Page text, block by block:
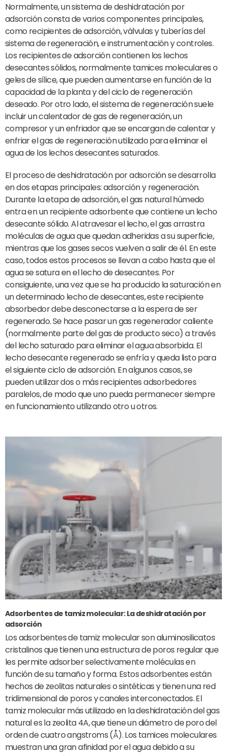
Normalmente, un sistema de deshidratación por
adsorción consta de varios componentes principales,
como recipientes de adsorción, válvulas y tuberías del
sistema de regeneración, e instrumentación y controles.
Los recipientes de adsorción contienen los lechos
desecantes sólidos, normalmente tamices moleculares o
geles de sílice, que pueden aumentarse en función de la
capacidad de la planta y del ciclo de regeneración
deseado. Por otro lado, el sistema de regeneración suele
incluir un calentador de gas de regeneración, un
compresor y un enfriador que se encargan de calentar y
enfriar el gas de regeneración utilizado para eliminar el
agua de los lechos desecantes saturados.
El proceso de deshidratación por adsorción se desarrolla
en dos etapas principales: adsorción y regeneración.
Durante la etapa de adsorción, el gas natural húmedo
entra en un recipiente adsorbente que contiene un lecho
desecante sólido. Al atravesar el lecho, el gas arrastra
moléculas de agua que quedan adheridas a su superficie,
mientras que los gases secos vuelven a salir de él. En este
caso, todos estos procesos se llevan a cabo hasta que el
agua se satura en el lecho de desecantes. Por
consiguiente, una vez que se ha producido la saturación en
un determinado lecho de desecantes, este recipiente
absorbedor debe desconectarse a la espera de ser
regenerado. Se hace pasar un gas regenerador caliente
(normalmente parte del gas de producto seco) a través
del lecho saturado para eliminar el agua absorbida. El
lecho desecante regenerado se enfría y queda listo para
el siguiente ciclo de adsorción. En algunos casos, se
pueden utilizar dos o más recipientes adsorbedores
paralelos, de modo que uno pueda permanecer siempre
en funcionamiento utilizando otro u otros.
Adsorbentes de tamiz molecular: La deshidratación por
adsorción
Los adsorbentes de tamiz molecular son aluminosilicatos
cristalinos que tienen una estructura de poros regular que
les permite adsorber selectivamente moléculas en
función de su tamaño y forma. Estos adsorbentes están
hechos de zeolitas naturales o sintéticas y tienen una red
tridimensional de poros y canales interconectados. El
tamiz molecular más utilizado en la deshidratación del gas
natural es la zeolita 4A, que tiene un diámetro de poro del
orden de cuatro angstroms (Å). Los tamices moleculares
muestran una gran afinidad por el agua debido a su